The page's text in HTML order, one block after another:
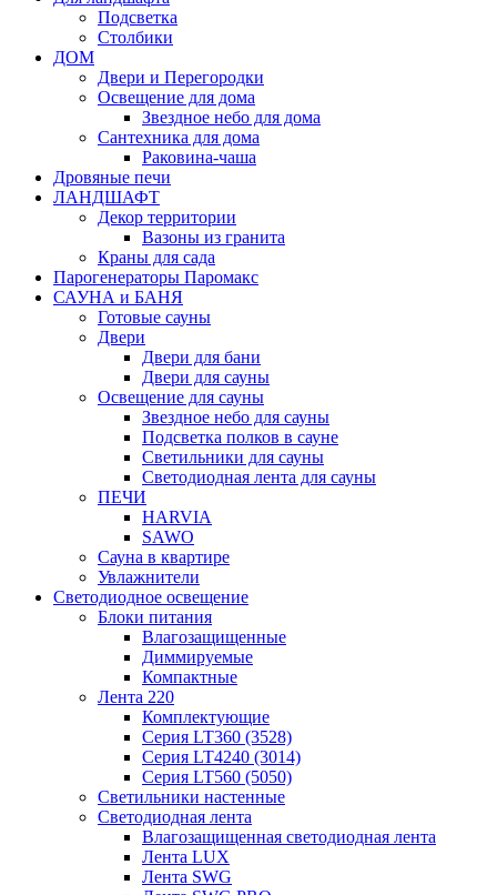
Подсветка
Столбики
ДОМ
Двери и Перегородки
Освещение для дома
Звездное небо для дома
Сантехника для дома
Раковина-чаша
Дровяные печи
ЛАНДШАФТ
Декор территории
Вазоны из гранита
Краны для сада
Парогенераторы Паромакс
САУНА и БАНЯ
Готовые сауны
Двери
Двери для бани
Двери для сауны
Освещение для сауны
Звездное небо для сауны
Подсветка полков в сауне
Светильники для сауны
Светодиодная лента для сауны
ПЕЧИ
HARVIA
SAWO
Сауна в квартире
Увлажнители
Светодиодное освещение
Блоки питания
Влагозащищенные
Диммируемые
Компактные
Лента 220
Комплектующие
Серия LT360 (3528)
Серия LT4240 (3014)
Серия LT560 (5050)
Светильники настенные
Светодиодная лента
Влагозащищенная светодиодная лента
Лента LUX
Лента SWG